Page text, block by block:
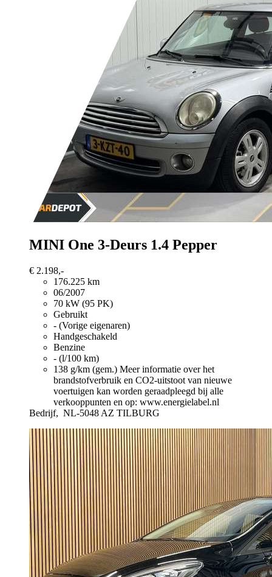
MINI One 3-Deurs 1.4 Pepper
€ 2.198,-
176.225 km
06/2007
70 kW (95 PK)
Gebruikt
- (Vorige eigenaren)
Handgeschakeld
Benzine
- (l/100 km)
138 g/km (gem.) Meer informatie over het
brandstofverbruik en CO2-uitstoot van nieuwe
voertuigen kan worden geraadpleegd bij alle
verkooppunten en op: www.energielabel.nl
Bedrijf, NL-5048 AZ TILBURG